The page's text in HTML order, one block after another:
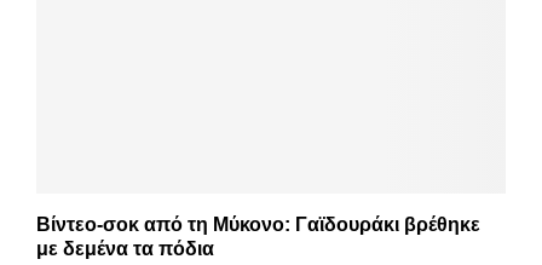
Βίντεο-σοκ από τη Μύκονο: Γαϊδουράκι βρέθηκε
με δεμένα τα πόδια